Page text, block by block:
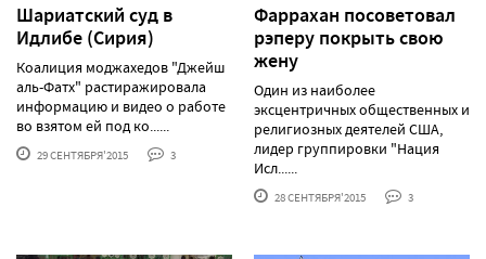
Шариатский суд в
Идлибе (Сирия)
Коалиция моджахедов "Джейш
аль-Фатх" растиражировала
информацию и видео о работе
во взятом ей под ко......
29 СЕНТЯБРЯ'2015 3
Фаррахан посоветовал
рэперу покрыть свою
жену
Один из наиболее
эксцентричных общественных и
религиозных деятелей США,
лидер группировки "Нация
Исл......
28 СЕНТЯБРЯ'2015 3